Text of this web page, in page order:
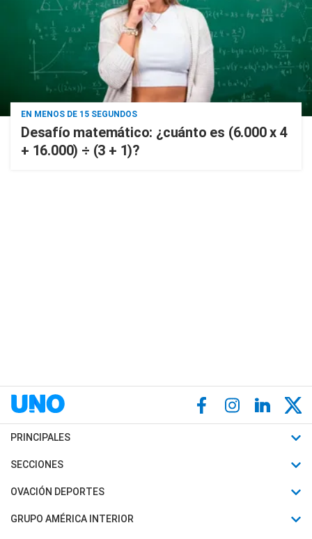
EN MENOS DE 15 SEGUNDOS
Desafío matemático: ¿cuánto es (6.000 x 4
+ 16.000) ÷ (3 + 1)?
PRINCIPALES
Últimas Noticias
Política
SECCIONES
Horóscopo
Motores
OVACIÓN DEPORTES
Fútbol
GRUPO AMÉRICA INTERIOR